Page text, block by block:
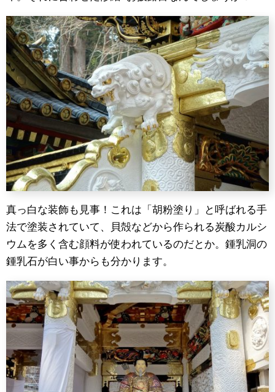
真っ白な装飾も見事！これは「胡粉塗り」と呼ばれる手
法で塗装されていて、貝殻などから作られる炭酸カルシ
ウムを多く含む顔料が使われているのだとか。鍾乳洞の
鍾乳石が白い事からも分かります。